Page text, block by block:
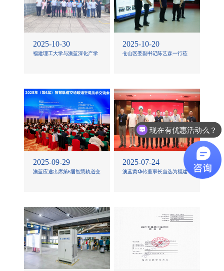
2025-10-30
福建理工大学与澳蓝深化产学
2025-10-20
仓山区委副书记陈艺森一行莅
2025-09-29
澳蓝应邀出席第6届智慧轨道交
2025-07-24
澳蓝黄华铃董事长当选为福建
现在有优惠活动么？